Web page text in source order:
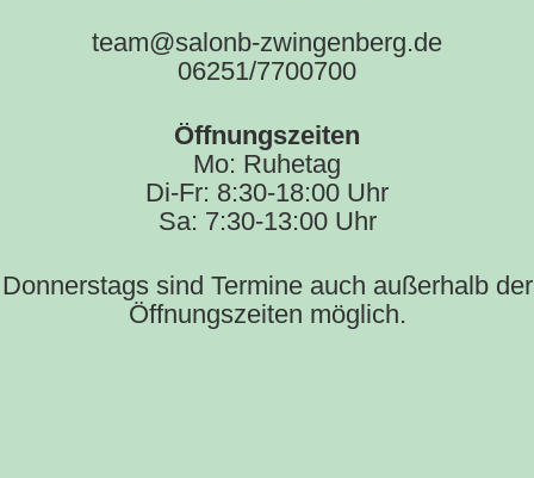
team@salonb-zwingenberg.de
06251/7700700
Öffnungszeiten
Mo: Ruhetag
Di-Fr: 8:30-18:00 Uhr
Sa: 7:30-13:00 Uhr
Donnerstags sind Termine auch außerhalb der
Öffnungszeiten möglich.